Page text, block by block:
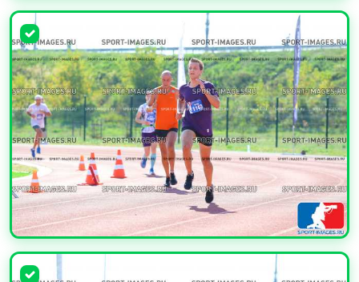
УВЕЛИЧИТЬ
УВЕЛИЧИТЬ